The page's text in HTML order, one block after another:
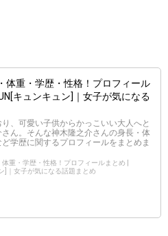
体重・学歴・性格！プロフィール
キュンキュン]｜女子が気になる
、可愛い子供からかっこいい大人へと
ん。そんな神木隆之介さんの身長・体
学歴に関するプロフィールをまとめま
重・学歴・性格！プロフィールまとめ |
]｜女子が気になる話題まとめ